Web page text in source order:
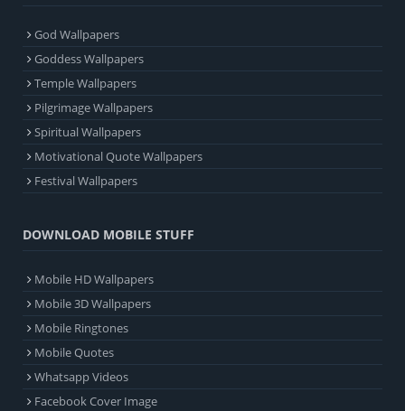
God Wallpapers
Goddess Wallpapers
Temple Wallpapers
Pilgrimage Wallpapers
Spiritual Wallpapers
Motivational Quote Wallpapers
Festival Wallpapers
DOWNLOAD MOBILE STUFF
Mobile HD Wallpapers
Mobile 3D Wallpapers
Mobile Ringtones
Mobile Quotes
Whatsapp Videos
Facebook Cover Image